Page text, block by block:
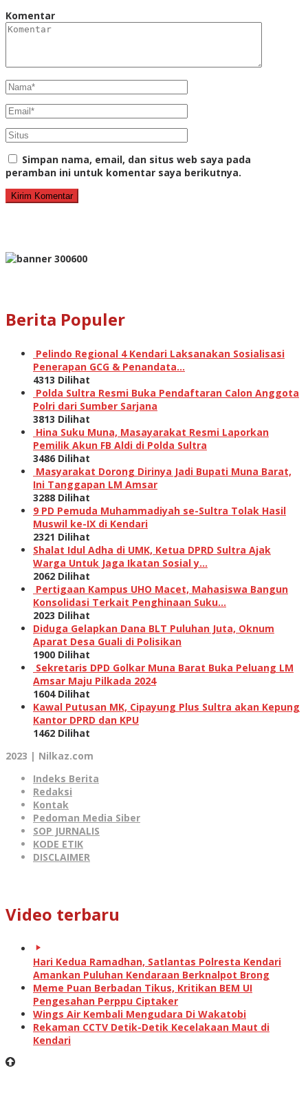
Komentar
Simpan nama, email, dan situs web saya pada
peramban ini untuk komentar saya berikutnya.
Berita Populer
Pelindo Regional 4 Kendari Laksanakan Sosialisasi
Penerapan GCG & Penandata…
4313 Dilihat
Polda Sultra Resmi Buka Pendaftaran Calon Anggota
Polri dari Sumber Sarjana
3813 Dilihat
Hina Suku Muna, Masayarakat Resmi Laporkan
Pemilik Akun FB Aldi di Polda Sultra
3486 Dilihat
Masyarakat Dorong Dirinya Jadi Bupati Muna Barat,
Ini Tanggapan LM Amsar
3288 Dilihat
9 PD Pemuda Muhammadiyah se-Sultra Tolak Hasil
Muswil ke-IX di Kendari
2321 Dilihat
Shalat Idul Adha di UMK, Ketua DPRD Sultra Ajak
Warga Untuk Jaga Ikatan Sosial y…
2062 Dilihat
Pertigaan Kampus UHO Macet, Mahasiswa Bangun
Konsolidasi Terkait Penghinaan Suku…
2023 Dilihat
Diduga Gelapkan Dana BLT Puluhan Juta, Oknum
Aparat Desa Guali di Polisikan
1900 Dilihat
Sekretaris DPD Golkar Muna Barat Buka Peluang LM
Amsar Maju Pilkada 2024
1604 Dilihat
Kawal Putusan MK, Cipayung Plus Sultra akan Kepung
Kantor DPRD dan KPU
1462 Dilihat
2023 | Nilkaz.com
Indeks Berita
Redaksi
Kontak
Pedoman Media Siber
SOP JURNALIS
KODE ETIK
DISCLAIMER
Video terbaru
Hari Kedua Ramadhan, Satlantas Polresta Kendari
Amankan Puluhan Kendaraan Berknalpot Brong
Meme Puan Berbadan Tikus, Kritikan BEM UI
Pengesahan Perppu Ciptaker
Wings Air Kembali Mengudara Di Wakatobi
Rekaman CCTV Detik-Detik Kecelakaan Maut di
Kendari